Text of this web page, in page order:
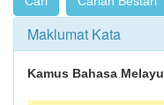
Maklumat Kata
Kamus Bahasa Melayu